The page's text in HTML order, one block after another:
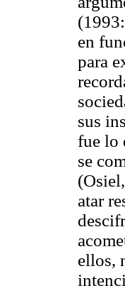
en
para
sus
fue lo
se
atar
ellos,